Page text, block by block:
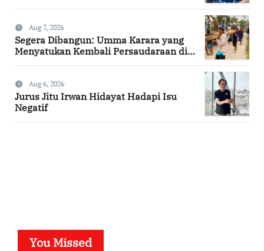
Aug 7, 2026
Segera Dibangun: Umma Karara yang
Menyatukan Kembali Persaudaraan di
Aug 6, 2026
Jurus Jitu Irwan Hidayat Hadapi Isu
Negatif
You Missed